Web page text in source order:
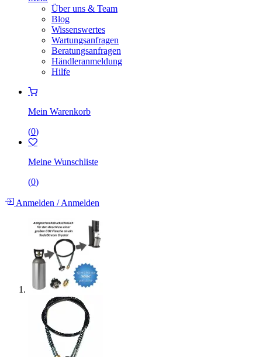
Über uns & Team
Blog
Wissenswertes
Wartungsanfragen
Beratungsanfragen
Händleranmeldung
Hilfe
Mein Warenkorb
(0)
Meine Wunschliste
(0)
Anmelden /Anmelden